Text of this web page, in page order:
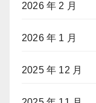
2026 年 2 月
2026 年 1 月
2025 年 12 月